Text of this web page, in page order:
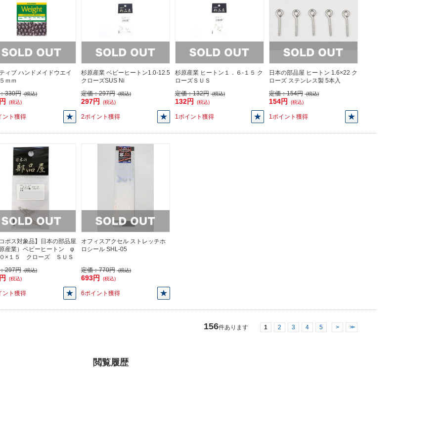
ィブ ハンドメイドウエイ
ｍｍ
330円 (税込)
(税込)
ント獲得
杉原産業 ベビーヒートン1.0-12.5
クローズSUS Ni
定価：297円 (税込)
297円 (税込)
2ポイント獲得
杉原産業 ヒートン１．６-１５ ク
ローズＳＵＳ
定価：132円 (税込)
132円 (税込)
1ポイント獲得
日本の部品屋 ヒートン 1.6×22 ク
ローズ ステンレス製 5本入
定価：154円 (税込)
154円 (税込)
1ポイント獲得
コポス対象品】日本の部品屋
原産業）ベビーヒートン φ
０×１５ クローズ ＳＵＳ
297円 (税込)
(税込)
ント獲得
オフィスアクセル ストレッチホ
ロシール SHL-05
定価：770円 (税込)
693円 (税込)
6ポイント獲得
156件あります 1 2 3 4 5 > >>
閲覧履歴